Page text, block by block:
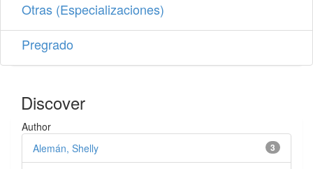
Otras (Especializaciones)
Pregrado
Discover
Author
3
Alemán, Shelly